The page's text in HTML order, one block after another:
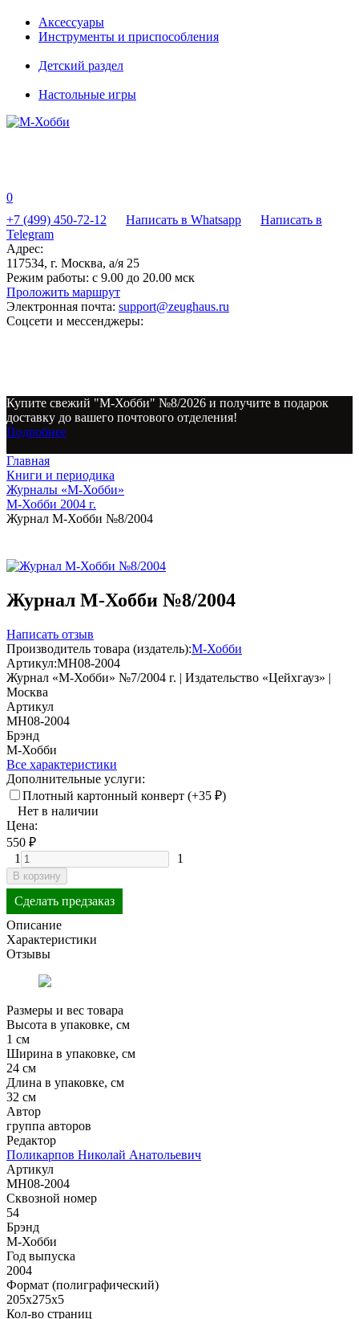
Аксессуары
Инструменты и приспособления
Детский раздел
Настольные игры
0
+7 (499) 450-72-12
Написать в Whatsapp
Написать в
Telegram
Адрес:
117534, г. Москва, а/я 25
Режим работы: с 9.00 до 20.00 мск
Проложить маршрут
Электронная почта: support@zeughaus.ru
Соцсети и мессенджеры:
Купите свежий "М-Хобби" №8/2026 и получите в подарок
доставку до вашего почтового отделения!
Подробнее
Главная
Книги и периодика
Журналы «М-Хобби»
М-Хобби 2004 г.
Журнал М-Хобби №8/2004
Журнал М-Хобби №8/2004
Написать отзыв
Производитель товара (издатель):М-Хобби
Артикул:MH08-2004
Журнал «М-Хобби» №7/2004 г. | Издательство «Цейхгауз» |
Москва
Артикул
MH08-2004
Брэнд
М-Хобби
Все характеристики
Дополнительные услуги:
Плотный картонный конверт (+35 ₽)
Нет в наличии
Цена:
550 ₽
1
1
В корзину
Сделать предзаказ
Описание
Характеристики
Отзывы
Размеры и вес товара
Высота в упаковке, см
1 см
Ширина в упаковке, см
24 см
Длина в упаковке, см
32 см
Автор
группа авторов
Редактор
Поликарпов Николай Анатольевич
Артикул
MH08-2004
Сквозной номер
54
Брэнд
М-Хобби
Год выпуска
2004
Формат (полиграфический)
205х275х5
Кол-во страниц